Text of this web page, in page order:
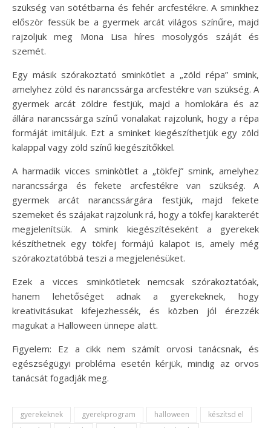
szükség van sötétbarna és fehér arcfestékre. A sminkhez
először fessük be a gyermek arcát világos színűre, majd
rajzoljuk meg Mona Lisa híres mosolygós száját és
szemét.
Egy másik szórakoztató sminkötlet a „zöld répa” smink,
amelyhez zöld és narancssárga arcfestékre van szükség. A
gyermek arcát zöldre festjük, majd a homlokára és az
állára narancssárga színű vonalakat rajzolunk, hogy a répa
formáját imitáljuk. Ezt a sminket kiegészíthetjük egy zöld
kalappal vagy zöld színű kiegészítőkkel.
A harmadik vicces sminkötlet a „tökfej” smink, amelyhez
narancssárga és fekete arcfestékre van szükség. A
gyermek arcát narancssárgára festjük, majd fekete
szemeket és szájakat rajzolunk rá, hogy a tökfej karakterét
megjelenítsük. A smink kiegészítéseként a gyerekek
készíthetnek egy tökfej formájú kalapot is, amely még
szórakoztatóbbá teszi a megjelenésüket.
Ezek a vicces sminkötletek nemcsak szórakoztatóak,
hanem lehetőséget adnak a gyerekeknek, hogy
kreativitásukat kifejezhessék, és közben jól érezzék
magukat a Halloween ünnepe alatt.
Figyelem: Ez a cikk nem számít orvosi tanácsnak, és
egészségügyi probléma esetén kérjük, mindig az orvos
tanácsát fogadják meg.
gyerekeknek gyerekprogram halloween
készítsd el